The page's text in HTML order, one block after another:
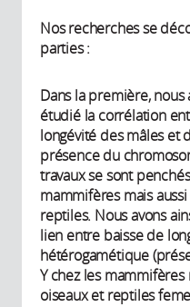
Nos recherches se
parties :
Dans la première,
étudié la corrélation
longévité des mâles et
présence du
travaux se sont
mammifères mais
reptiles. Nous avons
lien entre baisse de
hétérogamétique
Y chez les mammifères
oiseaux et reptiles